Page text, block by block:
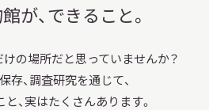
が、できること。
の場所だと思っていませんか？
存、調査研究を通じて、
、実はたくさんあります。